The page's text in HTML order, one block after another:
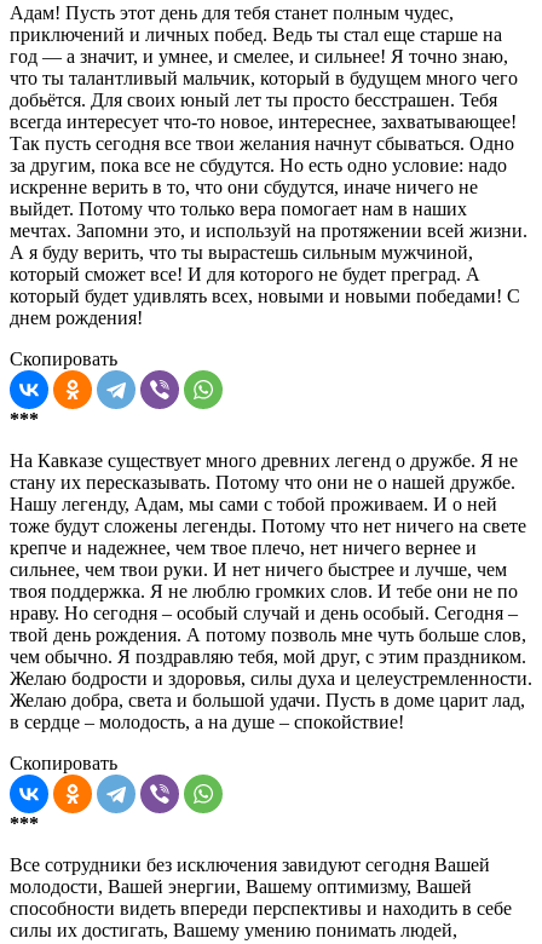
Адам! Пусть этот день для тебя станет полным чудес,
приключений и личных побед. Ведь ты стал еще старше на
год — а значит, и умнее, и смелее, и сильнее! Я точно знаю,
что ты талантливый мальчик, который в будущем много чего
добьётся. Для своих юный лет ты просто бесстрашен. Тебя
всегда интересует что-то новое, интереснее, захватывающее!
Так пусть сегодня все твои желания начнут сбываться. Одно
за другим, пока все не сбудутся. Но есть одно условие: надо
искренне верить в то, что они сбудутся, иначе ничего не
выйдет. Потому что только вера помогает нам в наших
мечтах. Запомни это, и используй на протяжении всей жизни.
А я буду верить, что ты вырастешь сильным мужчиной,
который сможет все! И для которого не будет преград. А
который будет удивлять всех, новыми и новыми победами! С
днем рождения!
Скопировать
***
На Кавказе существует много древних легенд о дружбе. Я не
стану их пересказывать. Потому что они не о нашей дружбе.
Нашу легенду, Адам, мы сами с тобой проживаем. И о ней
тоже будут сложены легенды. Потому что нет ничего на свете
крепче и надежнее, чем твое плечо, нет ничего вернее и
сильнее, чем твои руки. И нет ничего быстрее и лучше, чем
твоя поддержка. Я не люблю громких слов. И тебе они не по
нраву. Но сегодня – особый случай и день особый. Сегодня –
твой день рождения. А потому позволь мне чуть больше слов,
чем обычно. Я поздравляю тебя, мой друг, с этим праздником.
Желаю бодрости и здоровья, силы духа и целеустремленности.
Желаю добра, света и большой удачи. Пусть в доме царит лад,
в сердце – молодость, а на душе – спокойствие!
Скопировать
***
Все сотрудники без исключения завидуют сегодня Вашей
молодости, Вашей энергии, Вашему оптимизму, Вашей
способности видеть впереди перспективы и находить в себе
силы их достигать, Вашему умению понимать людей,